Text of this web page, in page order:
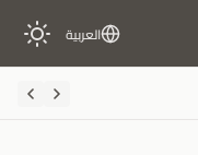
العربية